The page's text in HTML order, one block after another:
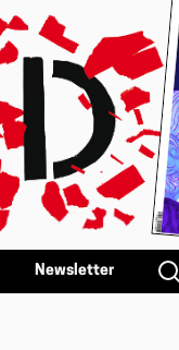
Newsletter